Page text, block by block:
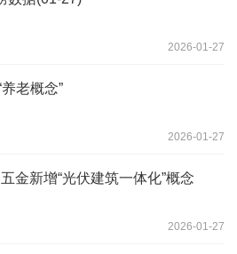
2026-01-27
老概念”
2026-01-27
金新增“光伏建筑一体化”概念
2026-01-27